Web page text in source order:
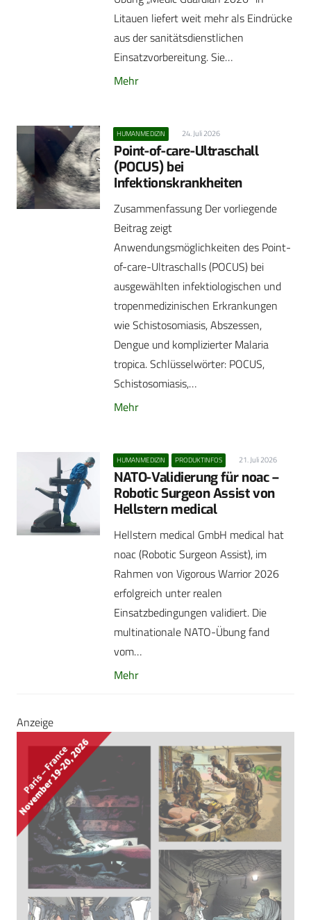
Litauen liefert weit mehr als Eindrücke
aus der sanitätsdienstlichen
Einsatzvorbereitung. Sie…
Mehr
HUMANMEDIZIN 24. Juli 2026
Point-of-care-Ultraschall
(POCUS) bei
Infektionskrankheiten
Zusammenfassung Der vorliegende
Beitrag zeigt
Anwendungsmöglichkeiten des Point-
of-care-Ultraschalls (POCUS) bei
ausgewählten infektiologischen und
tropenmedizinischen Erkrankungen
wie Schistosomiasis, Abszessen,
Dengue und komplizierter Malaria
tropica. Schlüsselwörter: POCUS,
Schistosomiasis,…
Mehr
HUMANMEDIZIN PRODUKTINFOS 21. Juli 2026
NATO-Validierung für noac –
Robotic Surgeon Assist von
Hellstern medical
Hellstern medical GmbH medical hat
noac (Robotic Surgeon Assist), im
Rahmen von Vigorous Warrior 2026
erfolgreich unter realen
Einsatzbedingungen validiert. Die
multinationale NATO-Übung fand
vom…
Mehr
Anzeige